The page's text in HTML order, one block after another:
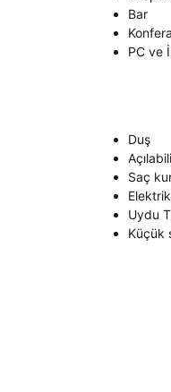
Bar
PC ve
Duş
Saç
Elektrik
Uydu
Küçük